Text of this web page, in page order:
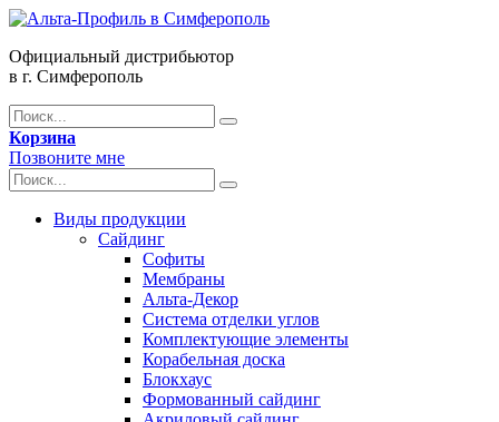
Официальный дистрибьютор
в г. Симферополь
Корзина
Позвоните мне
Виды продукции
Сайдинг
Софиты
Мембраны
Альта-Декор
Система отделки углов
Комплектующие элементы
Корабельная доска
Блокхаус
Формованный сайдинг